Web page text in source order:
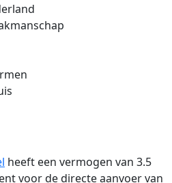
heeft een vermogen van 3.5
voor de directe aanvoer van